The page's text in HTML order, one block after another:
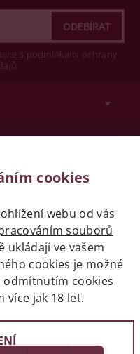
s podmínkami ochrany
nápojů osobám
práva vyhrazena
Shoptet
cookies
webu od vás
souborů
ukládají ve vašem
cookies je možné
odmítnutím cookies
více jak 18 let.